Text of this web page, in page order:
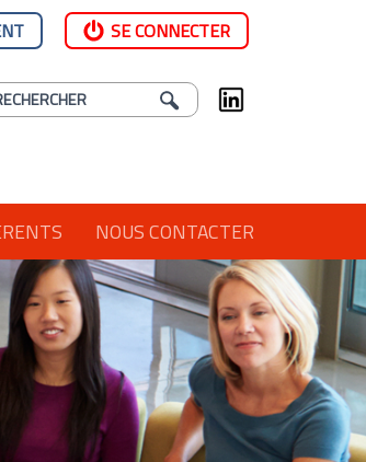
SE CONNECTER
NOUS CONTACTER